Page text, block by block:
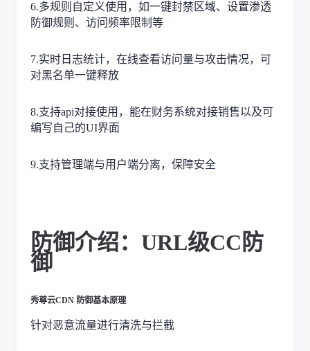
6.多规则自定义使用，如一键封禁区域、设置渗透
防御规则、访问频率限制等
7.实时日志统计，在线查看访问量与攻击情况，可
对黑名单一键释放
8.支持api对接使用，能在财务系统对接销售以及可
编写自己的UI界面
9.支持管理端与用户端分离，保障安全
防御介绍： URL级CC防
御
秀尊云CDN 防御基本原理
针对恶意流量进行清洗与拦截